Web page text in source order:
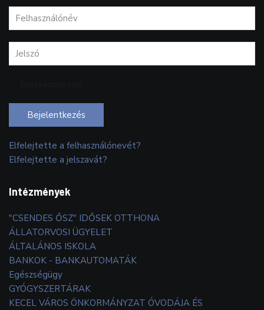
Bejelentkezés
Elfelejtette a felhasználónevét?
Elfelejtette a jelszavát?
Intézmények
"CSENDES ŐSZ" IDŐSEK OTTHONA
ÁLLATORVOSI ÜGYELET
ÁLTALÁNOS ISKOLA
BANKOK - BANKAUTOMATÁK
Egészségügy
GYÓGYSZERTÁRAK
KECEL VÁROS ÖNKORMÁNYZAT ÓVODÁJA ÉS